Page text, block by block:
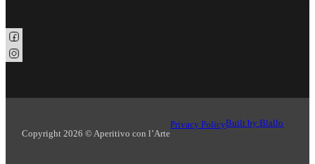
Seguici su Facebook
Seguici su Instagram
Copyright 2026 © Aperitivo con l’Arte
Privacy PolicyBuilt by Blallo